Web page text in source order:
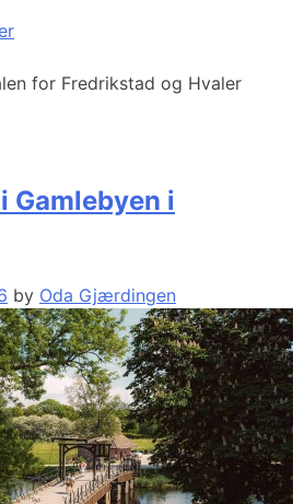
for Fredrikstad og Hvaler
Gamlebyen i
by Oda Gjærdingen